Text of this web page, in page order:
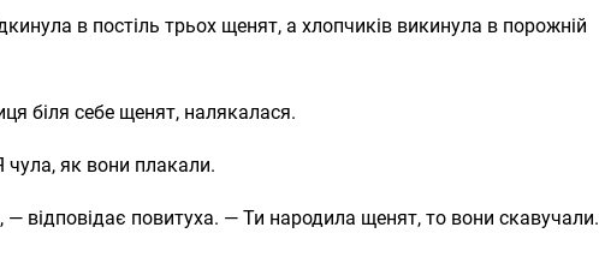
в постіль трьох щенят, а хлопчиків викинула в порожній
біля себе щенят, налякалася.
чула, як вони плакали.
— відповідає повитуха. — Ти народила щенят, то вони скавучали.